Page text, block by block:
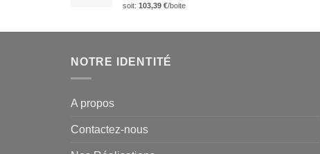
soit: 103,39 €/boite
NOTRE IDENTITÉ
A propos
Contactez-nous